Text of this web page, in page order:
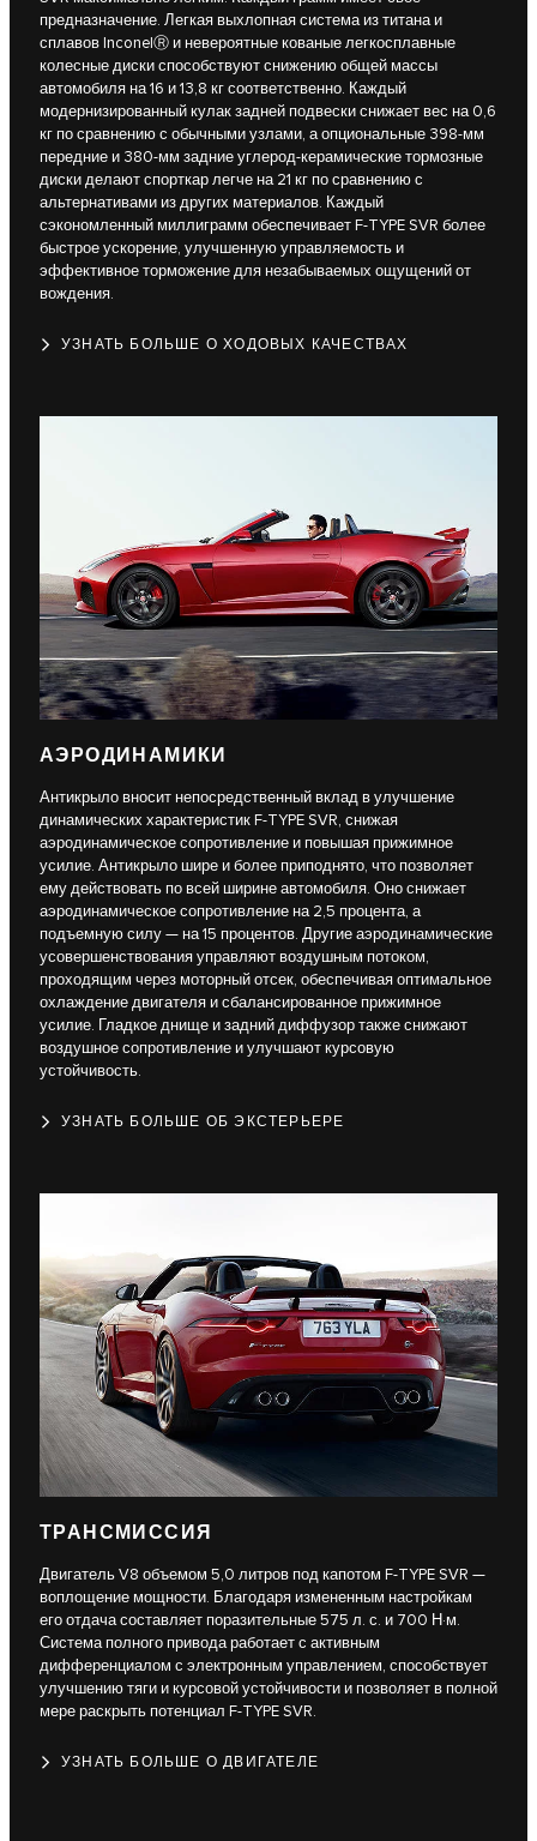
предназначение. Легкая выхлопная система из титана и
сплавов InconelⓇ и невероятные кованые легкосплавные
колесные диски способствуют снижению общей массы
автомобиля на 16 и 13,8 кг соответственно. Каждый
модернизированный кулак задней подвески снижает вес на 0,6
кг по сравнению с обычными узлами, а опциональные 398-мм
передние и 380-мм задние углерод-керамические тормозные
диски делают спорткар легче на 21 кг по сравнению с
альтернативами из других материалов. Каждый
сэкономленный миллиграмм обеспечивает F-TYPE SVR более
быстрое ускорение, улучшенную управляемость и
эффективное торможение для незабываемых ощущений от
вождения.
УЗНАТЬ БОЛЬШЕ О ХОДОВЫХ КАЧЕСТВАХ
АЭРОДИНАМИКИ
Антикрыло вносит непосредственный вклад в улучшение
динамических характеристик F-TYPE SVR, снижая
аэродинамическое сопротивление и повышая прижимное
усилие. Антикрыло шире и более приподнято, что позволяет
ему действовать по всей ширине автомобиля. Оно снижает
аэродинамическое сопротивление на 2,5 процента, а
подъемную силу — на 15 процентов. Другие аэродинамические
усовершенствования управляют воздушным потоком,
проходящим через моторный отсек, обеспечивая оптимальное
охлаждение двигателя и сбалансированное прижимное
усилие. Гладкое днище и задний диффузор также снижают
воздушное сопротивление и улучшают курсовую
устойчивость.
УЗНАТЬ БОЛЬШЕ ОБ ЭКСТЕРЬЕРЕ
ТРАНСМИССИЯ
Двигатель V8 объемом 5,0 литров под капотом F-TYPE SVR —
воплощение мощности. Благодаря измененным настройкам
его отдача составляет поразительные 575 л. с. и 700 Н·м.
Система полного привода работает с активным
дифференциалом с электронным управлением, способствует
улучшению тяги и курсовой устойчивости и позволяет в полной
мере раскрыть потенциал F-TYPE SVR.
УЗНАТЬ БОЛЬШЕ О ДВИГАТЕЛЕ